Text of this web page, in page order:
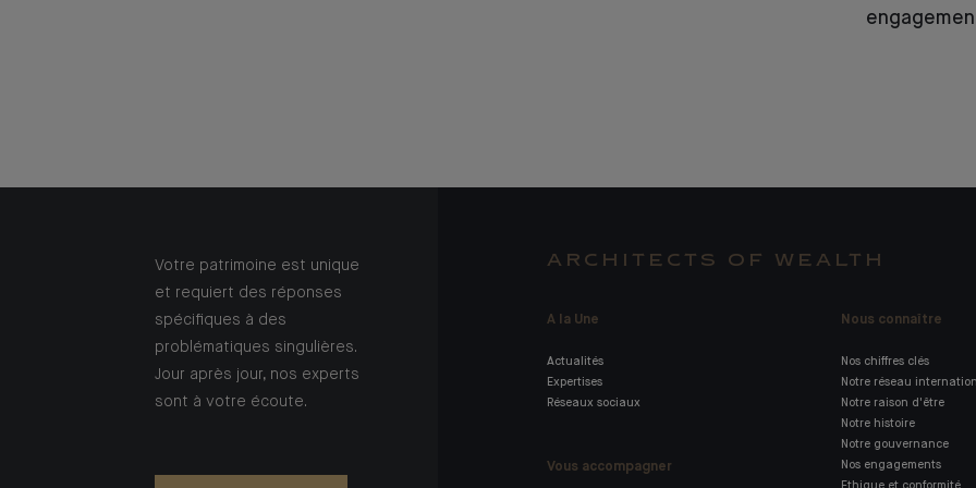
Votre patrimoine est unique
et requiert des réponses
spécifiques à des
problématiques singulières.
Jour après jour, nos experts
sont à votre écoute.
ARCHITECTS OF WEALTH
A la Une
Actualités
Expertises
Réseaux sociaux
Vous accompagner
Nous connaître
Nos chiffres clés
Notre réseau
Notre raison d'être
Notre histoire
Notre gouvernance
Nos engagements